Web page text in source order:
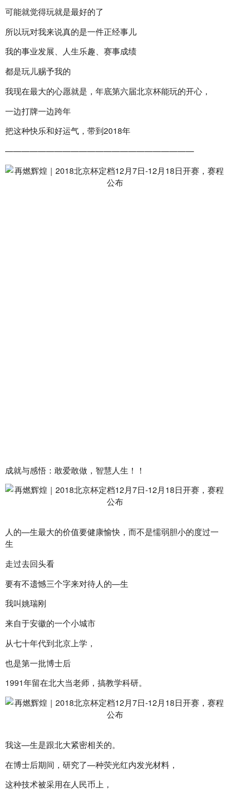
可能就觉得玩就是最好的了
所以玩对我来说真的是一件正经事儿
我的事业发展、人生乐趣、赛事成绩
都是玩儿赐予我的
我现在最大的心愿就是，年底第六届北京杯能玩的开心，
一边打牌一边跨年
把这种快乐和好运气，带到2018年
———————————————————————
成就与感悟：敢爱敢做，智慧人生！！
人的—生最大的价值要健康愉快，而不是懦弱胆小的度过一
生
走过去回头看
要有不遗憾三个字来对待人的—生
我叫姚瑞刚
来自于安徽的一个小城市
从七十年代到北京上学，
也是第一批博士后
1991年留在北大当老师，搞教学科研。
我这—生是跟北大紧密相关的。
在博士后期间，研究了—种荧光红内发光材料，
这种技术被采用在人民币上，